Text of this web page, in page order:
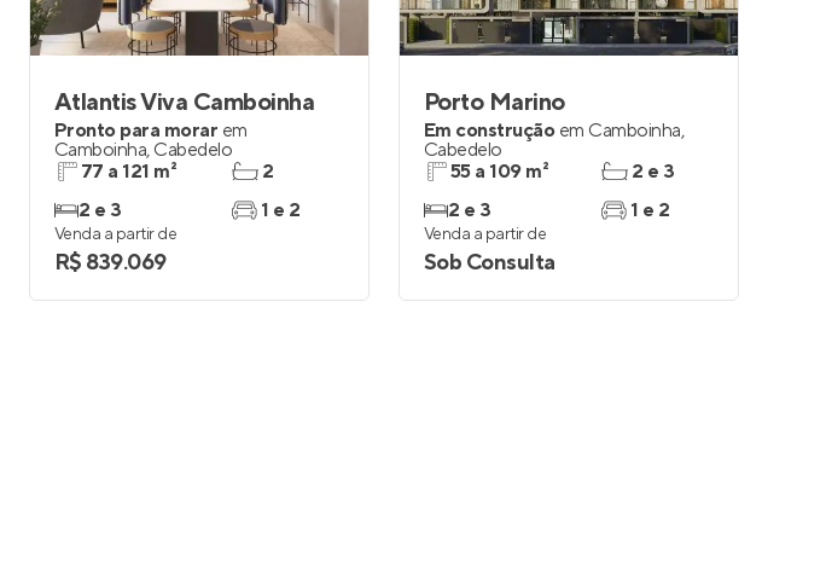
Atlantis Viva Camboinha
Pronto para morar em
Camboinha, Cabedelo
77 a 121 m²
2 e 3
2
1 e 2
Venda a partir de
R$ 839.069
Porto Marino
Em construção em Camboinha,
Cabedelo
55 a 109 m²
2 e 3
2 e 3
1 e 2
Venda a partir de
Sob Consulta